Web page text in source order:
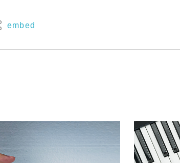
embed